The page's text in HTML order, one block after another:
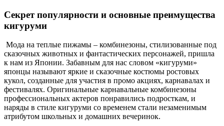
Секрет популярности и основные преимущества
кигуруми
Мода на теплые пижамы – комбинезоны, стилизованные под
сказочных животных и фантастических персонажей, пришла
к нам из Японии. Забавным для нас словом «кигуруми»
японцы называют яркие и сказочные костюмы ростовых
кукол, созданные для участия в промо акциях, карнавалах и
фестивалях. Оригинальные карнавальные комбинезоны
профессиональных актеров понравились подросткам, и
наряды в стиле кигуруми со временем стали незаменимым
атрибутом школьных и домашних вечеринок.